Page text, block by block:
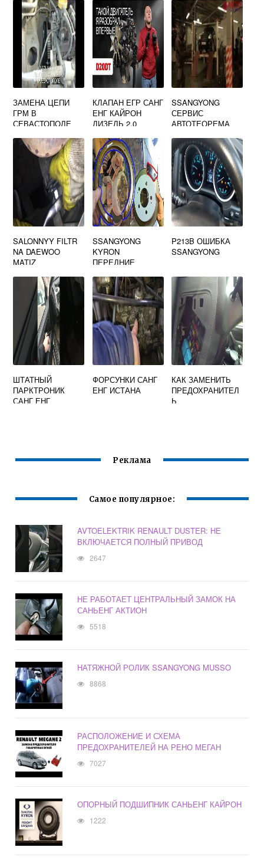
ЗАМЕНА ЦЕПИ
ГРМ В
СЕВАСТОПОЛЕ
КЛАПАН ЕГР САНГ
ЕНГ КАЙРОН
ДИЗЕЛЬ 2.0
SSANGYONG
СЕРВИС
АВТОТЕОРЕМА
SALONNYY FILTR
NA DAEWOO
MATIZ
SSANGYONG
KYRON
ПЕРЕДНИЕ
ДИСКИ
P213B ОШИБКА
SSANGYONG
ШТАТНЫЙ
ПАРКТРОНИК
САНГ ЕНГ
ФОРСУНКИ САНГ
ЕНГ ИСТАНА
КАК ЗАМЕНИТЬ
ПРЕДОХРАНИТЕЛ
Ь
Реклама
Самое популярное:
AVTOELEKTRIK RENAULT DUSTER: НЕ
ВКЛЮЧАЕТСЯ ПОЛНЫЙ ПРИВОД
2647
НЕ РАБОТАЕТ ЦЕНТРАЛЬНЫЙ ЗАМОК НА
САНЬЕНГ АКТИОН
5518
НАТЯЖНОЙ РОЛИК SSANGYONG MUSSO
8868
РАСПОЛОЖЕНИЕ И СХЕМА
ПРЕДОХРАНИТЕЛЕЙ НА РЕНО МЕГАН
7027
ОПОРНЫЙ ПОДШИПНИК САНЬЕНГ КАЙРОН
1222